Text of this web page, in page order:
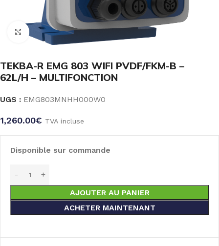
Click to enlarge
TEKBA-R EMG 803 WIFI PVDF/FKM-B –
62L/H – MULTIFONCTION
UGS : EMG803MNHH000W0
1,260.00€ TVA incluse
Disponible sur commande
AJOUTER AU PANIER
ACHETER MAINTENANT